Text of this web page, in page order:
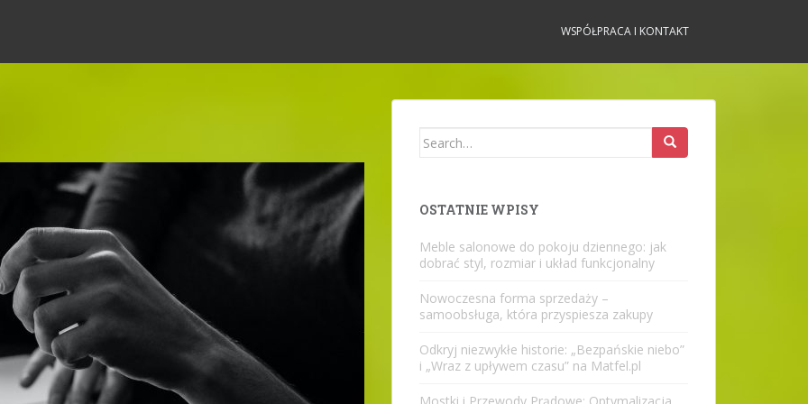
WSPÓŁPRACA I KONTAKT
Search
OSTATNIE WPISY
Meble salonowe do pokoju dziennego: jak
dobrać styl, rozmiar i układ funkcjonalny
Nowoczesna forma sprzedaży –
samoobsługa, która przyspiesza zakupy
Odkryj niezwykłe historie: „Bezpańskie niebo”
i „Wraz z upływem czasu” na Matfel.pl